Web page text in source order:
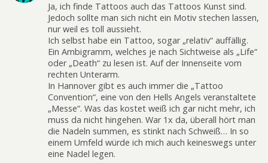
Ja, ich finde Tattoos auch das Tattoos Kunst sind.
Jedoch sollte man sich nicht ein Motiv stechen lassen,
nur weil es toll aussieht.
Ich selbst habe ein Tattoo, sogar „relativ“ auffällig.
Ein Ambigramm, welches je nach Sichtweise als „Life“
oder „Death“ zu lesen ist. Auf der Innenseite vom
rechten Unterarm.
In Hannover gibt es auch immer die „Tattoo
Convention“, eine von den Hells Angels veranstaltete
„Messe“. Was das kostet weiß ich gar nicht mehr, ich
muss da nicht hingehen. War 1x da, überall hört man
die Nadeln summen, es stinkt nach Schweiß… In so
einem Umfeld würde ich mich auch keineswegs unter
eine Nadel legen.